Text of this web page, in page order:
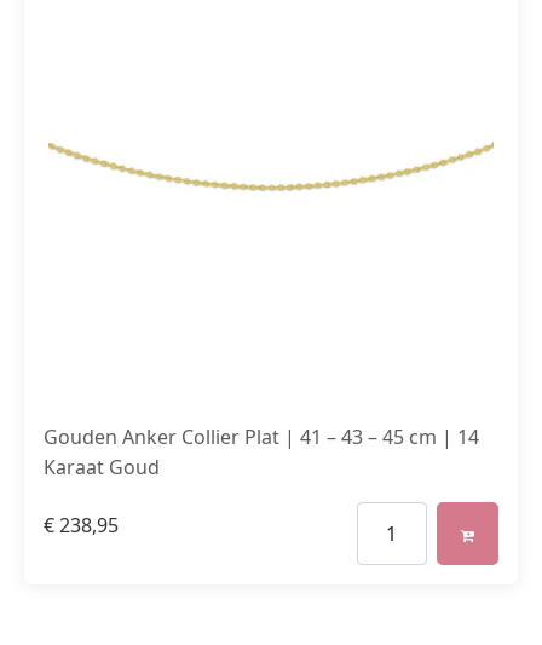
Gouden Anker Collier Plat | 41 – 43 – 45 cm | 14
Karaat Goud
€238,95